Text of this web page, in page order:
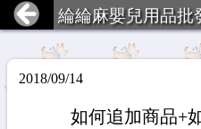
綸綸麻嬰兒用品批
2018/09/14
如何追加商品+